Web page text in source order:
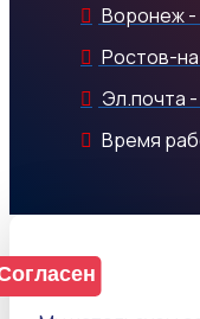
Воронеж
Ростов-
Эл.почта
Время